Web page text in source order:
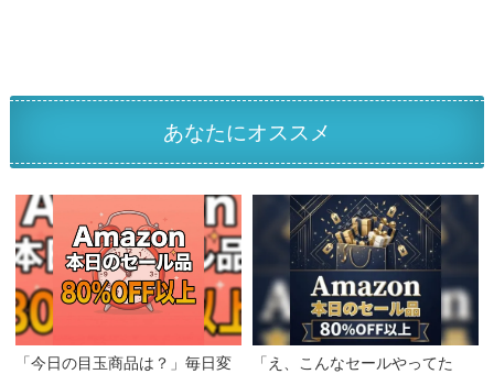
o
k
あなたにオススメ
「今日の目玉商品は？」毎日変
「え、こんなセールやってた